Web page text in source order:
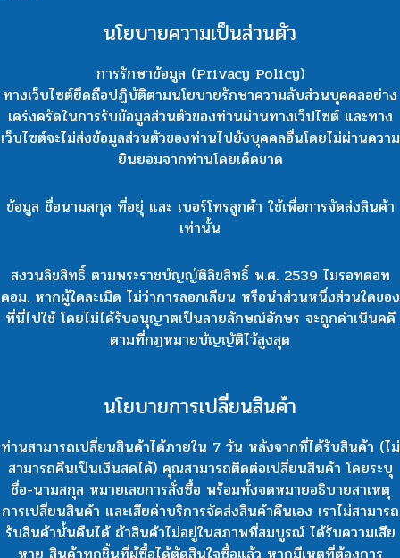
นโยบายความเป็นส่วนตัว
การรักษาข้อมูล (Privacy Policy)
ทางเว็บไซต์ยึดถือปฏิบัติตามนโยบายรักษาความลับส่วนบุคคลอย่าง
เคร่งครัดในการรับข้อมูลส่วนตัวของท่านผ่านทางเว็ปไซต์ และทาง
เว็บไซต์จะไม่ส่งข้อมูลส่วนตัวของท่านไปยังบุคคลอื่นโดยไม่ผ่านความ
ยินยอมจากท่านโดยเด็ดขาด
ข้อมูล ชื่อนามสกุล ที่อยุ่ และ เบอร์โทรลูกค้า ใช้เพื่อการจัดส่งสินค้า
เท่านั้น
สงวนลิขสิทธิ์ ตามพระราชบัญญัติลิขสิทธิ์ พ.ศ. 2539 ไมรอทดอท
คอม. หากผู้ใดละเมิด ไม่ว่าการลอกเลียน หรือนำส่วนหนึ่งส่วนใดของ
ที่นี่ไปใช้ โดยไม่ได้รับอนุญาตเป็นลายลักษณ์อักษร จะถูกดำเนินคดี
ตามที่กฏหมายบัญญัติไว้สูงสุด
นโยบายการเปลี่ยนสินค้า
ท่านสามารถเปลี่ยนสินค้าได้ภายใน 7 วัน หลังจากที่ได้รับสินค้า (ไม่
สามารถคืนเป็นเงินสดได้) คุณสามารถติดต่อเปลี่ยนสินค้า โดยระบุ
ชื่อ-นามสกุล หมายเลขการสั่งซื้อ พร้อมทั้งจดหมายอธิบายสาเหตุ
การเปลี่ยนสินค้า และเสียค่าบริการจัดส่งสินค้าคืนเอง เราไม่สามารถ
รับสินค้านั้นคืนได้ ถ้าสินค้าไม่อยู่ในสภาพที่สมบูรณ์ ได้รับความเสีย